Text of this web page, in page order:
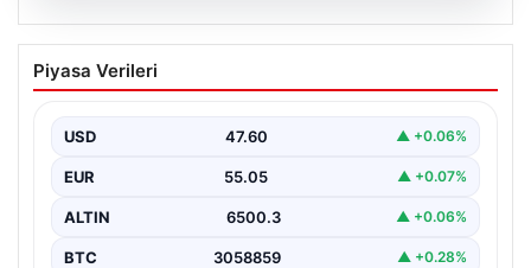
2026 Yılında Kurbanlık Fiyatları: İl İl
Güncel Fiyatlar ve Piyasa Analizi
merak ettiği konulardan biri olan kurbanlık fiyatları,…
Piyasa Verileri
USD 47.60 ▲ +0.06%
EUR 55.05 ▲ +0.07%
ALTIN 6500.3 ▲ +0.06%
BTC 3058859 ▲ +0.28%